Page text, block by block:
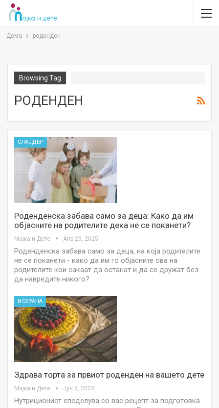
Дома роденден
Browsing Tag
РОДЕНДЕН
СЛАЈДЕР
Роденденска забава само за деца: Како да им
објасните на родителите дека не се поканети?
Мајка и Дете Апр 23, 2025
Роденденска забава само за деца, на која родителите
не се поканети - како да им го објасните ова на
родителите кои сакаат да останат и да се дружат без
да навредите никого?
ИСХРАНА
Здрава торта за првиот роденден на вашето дете
Мајка и Дете Јун 5, 2023
Нутриционист споделува со вас рецепт за подготовка